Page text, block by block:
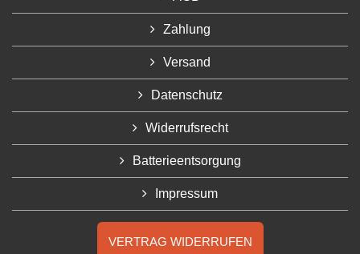
Zahlung
Versand
Datenschutz
Widerrufsrecht
Batterieentsorgung
Impressum
VERTRAG WIDERRUFEN